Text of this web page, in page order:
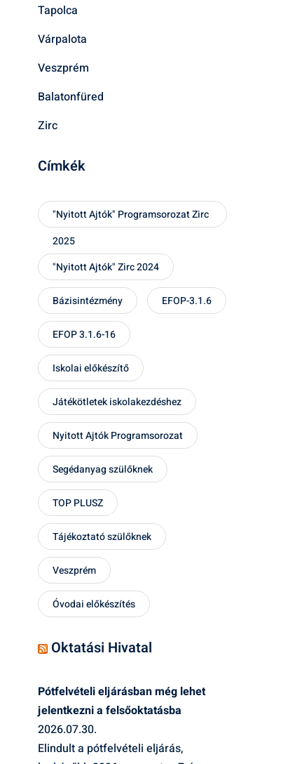
Tapolca
Várpalota
Veszprém
Balatonfüred
Zirc
Címkék
"Nyitott Ajtók" Programsorozat Zirc
2025
"Nyitott Ajtók" Zirc 2024
Bázisintézmény EFOP-3.1.6
EFOP 3.1.6-16
Iskolai előkészítő
Játékötletek iskolakezdéshez
Nyitott Ajtók Programsorozat
Segédanyag szülőknek
TOP PLUSZ
Tájékoztató szülőknek
Veszprém
Óvodai előkészítés
Oktatási Hivatal
Pótfelvételi eljárásban még lehet
jelentkezni a felsőoktatásba
2026.07.30.
Elindult a pótfelvételi eljárás,